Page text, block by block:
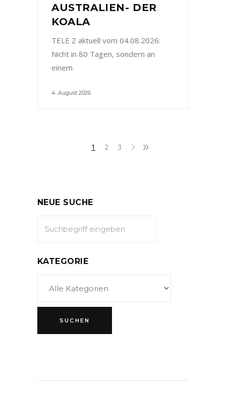
AUSTRALIEN- DER
KOALA
TELE Z aktuell vom 04.08.2026:
Nicht in 80 Tagen, sondern an
einem
4. August 2026
1 2 3
NEUE SUCHE
KATEGORIE